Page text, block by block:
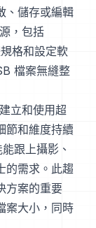
、儲存或編輯
，包括
格和設定軟
檔案無縫整
立和使用超
節和維度持續
跟上攝影、
的需求。此趨
方案的重要
案大小，同時